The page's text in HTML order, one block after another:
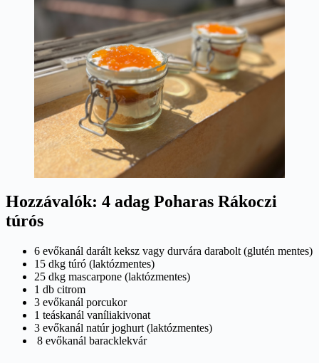
Hozzávalók: 4 adag Poharas Rákoczi
túrós
6 evőkanál darált keksz vagy durvára darabolt (glutén mentes)
15 dkg túró (laktózmentes)
25 dkg mascarpone (laktózmentes)
1 db citrom
3 evőkanál porcukor
1 teáskanál vaníliakivonat
3 evőkanál natúr joghurt (laktózmentes)
8 evőkanál baracklekvár